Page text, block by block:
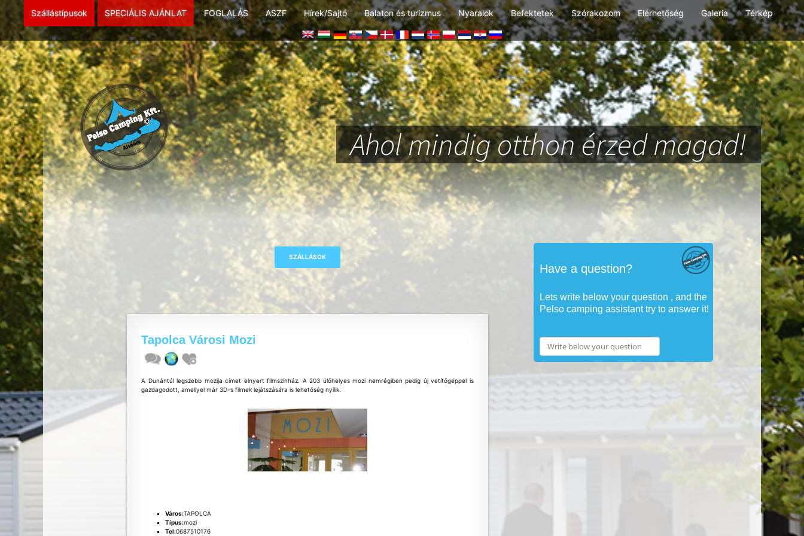
Szállástípusok SPECIÁLIS AJÁNLAT FOGLALÁS ASZF Hírek/Sajtó Balaton és turizmus Nyaralok Befektetek Szórakozom Elérhetőség Galeria Térkép
Ahol mindig otthon érzed magad!
Tapolca Városi Mozi
A Dunántúl legszebb mozija címet elnyert filmszínház. A 203 ülőhelyes mozi nemrégiben pedig új vetítőgéppel is
gazdagodott, amellyel már 3D-s filmek lejátszására is lehetőség nyílik.
Város:TAPOLCA
Típus:mozi
Tel:0687510176
Have a question?
Lets write below your question , and the
Pelso camping assistant try to answer it!